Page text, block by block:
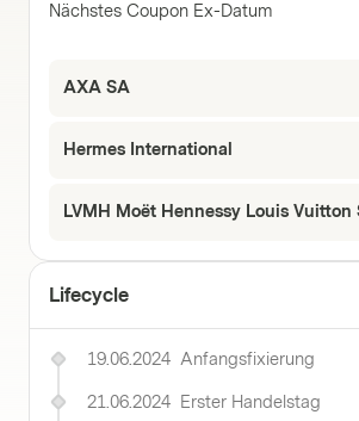
Nächstes Coupon Ex-Datum
AXA SA
Hermes International
LVMH Moët Hennessy Louis Vuitton
Lifecycle
19.06.2024 Anfangsfixierung
21.06.2024 Erster Handelstag